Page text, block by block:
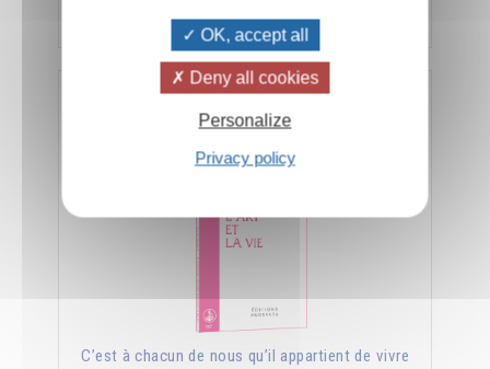
C’est à chacun de nous qu’il appartient de vivre
OK, accept all
Deny all cookies
Personalize
Privacy policy